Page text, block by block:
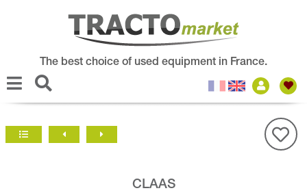
The best choice of used equipment in France.
CLAAS